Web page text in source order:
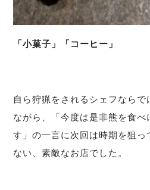
「小菓子」「コーヒー」
自ら狩猟をされるシェフなら
ながら、「今度は是非熊を食
す」の一言に次回は時期を狙
ない、素敵なお店でした。